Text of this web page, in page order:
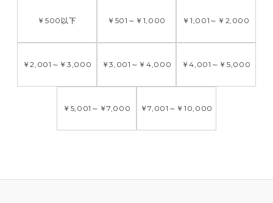
￥500 以下 ￥501 ～ ￥1,000 ￥1,001 ～ ￥2,000
￥2,001 ～ ￥3,000 ￥3,001 ～ ￥4,000 ￥4,001 ～ ￥5,000
￥5,001 ～ ￥7,000 ￥7,001 ～ ￥10,000